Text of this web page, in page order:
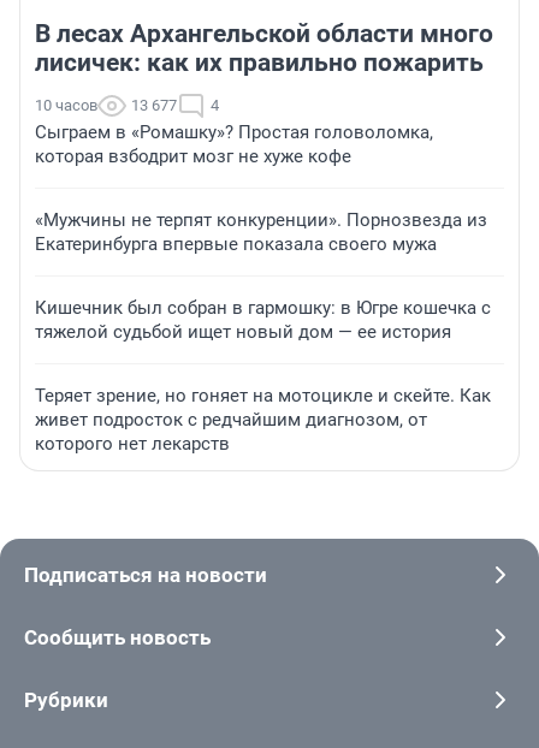
В лесах Архангельской области много
лисичек: как их правильно пожарить
10 часов 13 677 4
Сыграем в «Ромашку»? Простая головоломка,
которая взбодрит мозг не хуже кофе
«Мужчины не терпят конкуренции». Порнозвезда из
Екатеринбурга впервые показала своего мужа
Кишечник был собран в гармошку: в Югре кошечка с
тяжелой судьбой ищет новый дом — ее история
Теряет зрение, но гоняет на мотоцикле и скейте. Как
живет подросток с редчайшим диагнозом, от
которого нет лекарств
Подписаться на новости
Сообщить новость
Рубрики